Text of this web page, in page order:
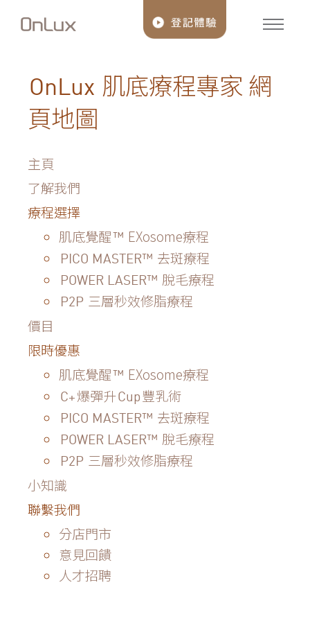
OnLux 肌底療程專家 網
頁地圖
主頁
了解我們
療程選擇
肌底覺醒™ EXosome療程
PICO MASTER™ 去斑療程
POWER LASER™ 脫毛療程
P2P 三層秒效修脂療程
價目
限時優惠
肌底覺醒™ EXosome療程
C+爆彈升Cup豐乳術
PICO MASTER™ 去斑療程
POWER LASER™ 脫毛療程
P2P 三層秒效修脂療程
小知識
聯繫我們
分店門市
意見回饋
人才招聘